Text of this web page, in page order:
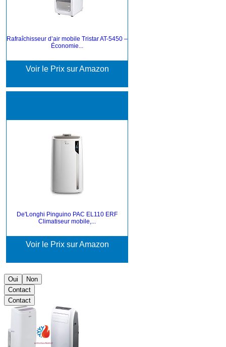
Rafraîchisseur d’air mobile Tristar AT-5450 –
Économie...
Voir le Prix sur Amazon
De'Longhi Pinguino PAC EL110 ERF
Climatiseur mobile,...
Voir le Prix sur Amazon
Oui
Non
Contact
Contact